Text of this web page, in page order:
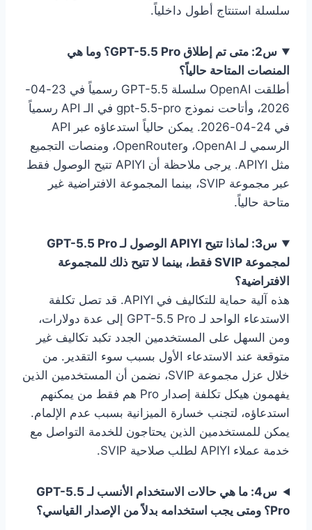
سلسلة استنتاج أطول داخلياً.
س2: متى تم إطلاق GPT-5.5 Pro؟ وما هي
المنصات المتاحة حالياً؟
أطلقت OpenAI سلسلة GPT-5.5 رسمياً في 23-04-
2026، وأتاحت نموذج gpt-5.5-pro في الـ API رسمياً
في 24-04-2026. يمكن حالياً استدعاؤه عبر API
الرسمي لـ OpenAI، وOpenRouter، ومنصات التجميع
مثل APIYI. يرجى ملاحظة أن APIYI تتيح الوصول فقط
عبر مجموعة SVIP، بينما المجموعة الافتراضية غير
متاحة حالياً.
س3: لماذا تتيح APIYI الوصول لـ GPT-5.5 Pro
لمجموعة SVIP فقط، بينما لا تتيح ذلك للمجموعة
الافتراضية؟
هذه آلية حماية للتكاليف في APIYI. قد تصل تكلفة
الاستدعاء الواحد لـ GPT-5.5 Pro إلى عدة دولارات،
ومن السهل على المستخدمين الجدد تكبد تكاليف غير
متوقعة عند الاستدعاء الأول بسبب سوء التقدير. من
خلال عزل مجموعة SVIP، نضمن أن المستخدمين الذين
يفهمون هيكل تكلفة إصدار Pro هم فقط من يمكنهم
استدعاؤه، لتجنب خسارة الميزانية بسبب عدم الإلمام.
يمكن للمستخدمين الذين يحتاجون للخدمة التواصل مع
خدمة عملاء APIYI لطلب صلاحية SVIP.
س4: ما هي حالات الاستخدام الأنسب لـ GPT-5.5
Pro؟ ومتى يجب استخدامه بدلاً من الإصدار القياسي؟